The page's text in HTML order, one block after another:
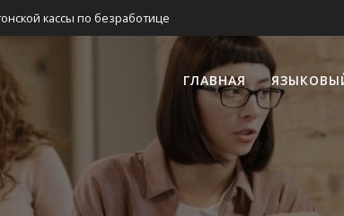
кассы по безработице
ГЛАВНАЯ